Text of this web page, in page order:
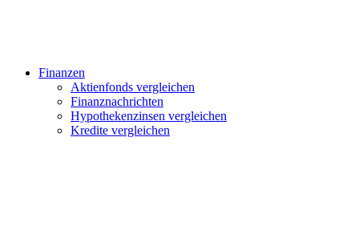
Finanzen
Aktienfonds vergleichen
Finanznachrichten
Hypothekenzinsen vergleichen
Kredite vergleichen